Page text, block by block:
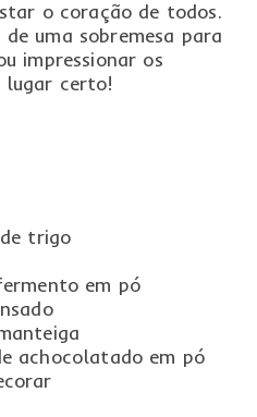
o coração de todos.
uma sobremesa para
impressionar os
lugar certo!
trigo
em pó
achocolatado em pó